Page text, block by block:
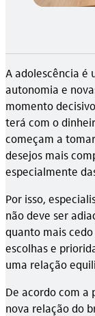
A adolescência é
autonomia e
momento
terá com o
começam a
desejos mais
especialmente
Por isso,
não deve ser
quanto mais
escolhas e
uma relação
De acordo com a
nova relação do